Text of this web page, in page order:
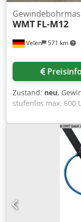
Velen 571 km
WMT FL-M12
Preisinfo
Zustand: neu,
stufenlos max. 600
Dsdpfx Adjfg U
kg Elektrische
Gewinde, 8 Stk.
Über Display
Tiefe, Wahl der
Dokumentation in
Nuten: